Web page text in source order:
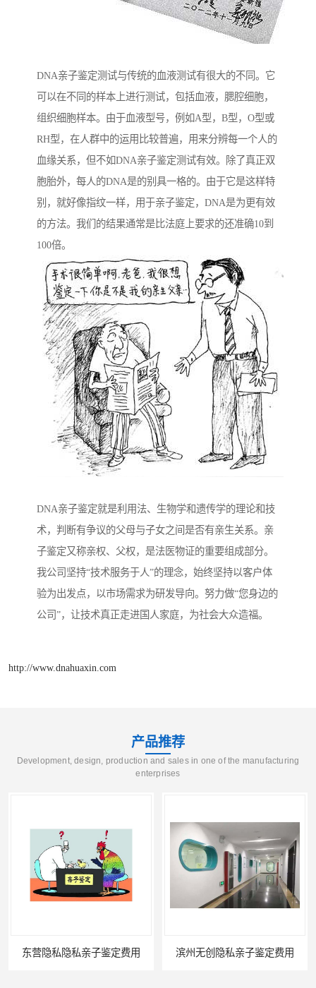
DNA亲子鉴定测试与传统的血液测试有很大的不同。它
可以在不同的样本上进行测试，包括血液，腮腔细胞，
组织细胞样本。由于血液型号，例如A型，B型，O型或
RH型，在人群中的运用比较普遍，用来分辨每一个人的
血缘关系，但不如DNA亲子鉴定测试有效。除了真正双
胞胎外，每人的DNA是的别具一格的。由于它是这样特
别，就好像指纹一样，用于亲子鉴定，DNA是为更有效
的方法。我们的结果通常是比法庭上要求的还准确10到
100倍。
DNA亲子鉴定就是利用法、生物学和遗传学的理论和技
术，判断有争议的父母与子女之间是否有亲生关系。亲
子鉴定又称亲权、父权，是法医物证的重要组成部分。
我公司坚持“技术服务于人”的理念，始终坚持以客户体
验为出发点，以市场需求为研发导向。努力做“您身边的
公司”，让技术真正走进国人家庭，为社会大众造福。
http://www.dnahuaxin.com
产品推荐
Development, design, production and sales in one of the manufacturing
enterprises
东营隐私隐私亲子鉴定费用 滨州无创隐私亲子鉴定费用